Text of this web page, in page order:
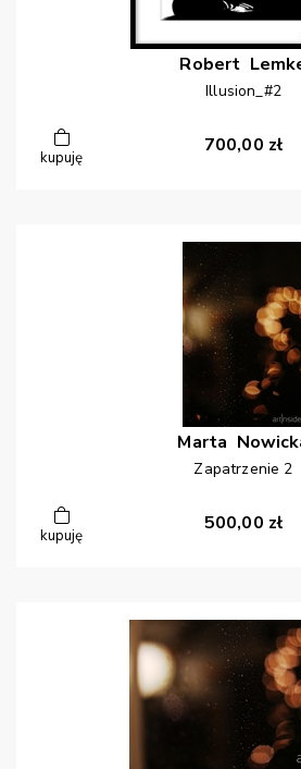
Robert
Illusion_#2
kupuję
700,00 zł
Marta
Zapatrzenie 2
kupuję
500,00 zł